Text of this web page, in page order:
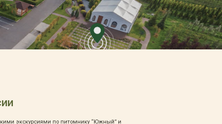
экскурсиями по питомнику “Южный” и